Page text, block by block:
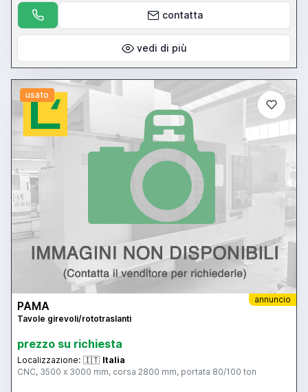
contatta
vedi di più
usato
annuncio
PAMA
Tavole girevoli/rototraslanti
prezzo su richiesta
Localizzazione: 🇮🇹 Italia
CNC, 3500 x 3000 mm, corsa 2800 mm, portata 80/100 ton